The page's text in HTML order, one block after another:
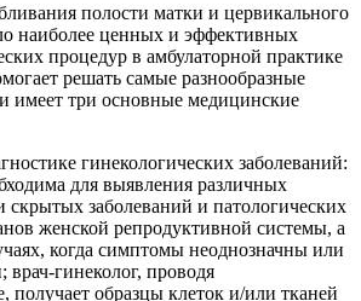
полости матки и цервикального
наиболее ценных и эффективных
процедур в амбулаторной практике
решать самые разнообразные
имеет три основные медицинские
гинекологических заболеваний:
для выявления различных
заболеваний и патологических
женской репродуктивной системы, а
когда симптомы неоднозначны или
врач-гинеколог, проводя
получает образцы клеток и/или тканей